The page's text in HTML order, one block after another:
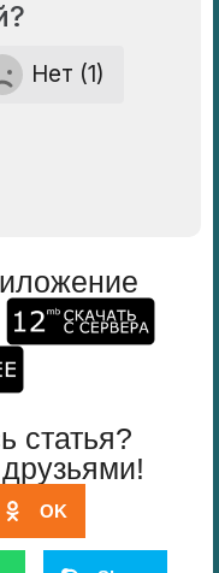
Нет (1)
статья?
OK